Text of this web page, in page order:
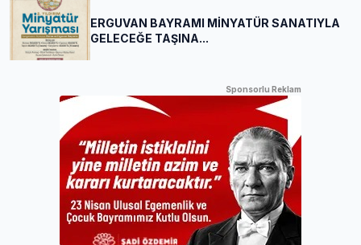
ERGUVAN BAYRAMI MİNYATÜR SANATIYLA
GELECEĞE TAŞINA...
Sponsorlu Reklam